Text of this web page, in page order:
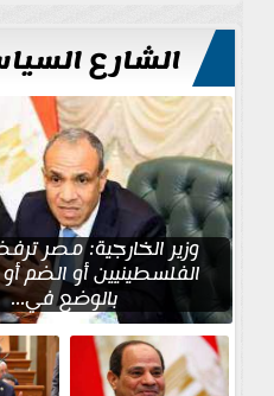
الشارع
وزير الخارجية: مصر
الفلسطينيين أو الضم
بالوضع في...